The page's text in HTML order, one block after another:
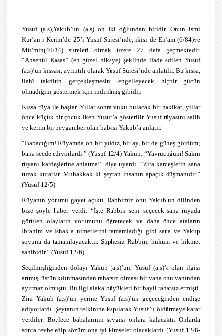
Yusuf (a.s),Yakub’un (a.s) on iki oğlundan biridir. Onun ismi
Kur’an-ı Kerim’de 25’i Yusuf Suresi’nde, ikisi de En’am (6/84)ve
Mü’min(40/34) sureleri olmak üzere 27 defa geçmektedir.
“Ahsenül Kasas” (en güzel hikâye) şeklinde ifade edilen Yusuf
(a.s)’un kıssası, ayrıntılı olarak Yusuf Suresi’nde anlatılır. Bu kıssa,
ilahî takdirin gerçekleşmesini engelleyecek hiçbir gücün
olmadığını göstermek için indirilmiş gibidir.
Kıssa rüya ile başlar. Yıllar sonra vuku bulacak bir hakikat, yıllar
önce küçük bir çocuk iken Yusuf’a gösterilir. Yusuf rüyasını salih
ve kerim bir peygamber olan babası Yakub’a anlatır.
“Babacığım! Rüyamda on bir yıldız, bir ay, bir de güneş gördüm;
bana secde ediyorlardı.” (Yusuf 12/4) Yakup: “Yavrucuğum! Sakın
rüyanı kardeşlerine anlatma!” diye uyardı. “Zira kardeşlerin sana
tuzak kurarlar. Muhakkak ki şeytan insanın apaçık düşmanıdır.”
(Yusuf 12/5)
Rüyanın yorumu gayet açıktı. Rabbimiz onu Yakub’un dilinden
bize şöyle haber verdi: “İşte Rabbin seni seçecek sana rüyada
görülen olayların yorumunu öğretecek ve daha önce ataların
İbrahim ve İshak’a nimetlerini tamamladığı gibi sana ve Yakup
soyuna da tamamlayacaktır. Şüphesiz Rabbin, hüküm ve hikmet
sahibidir.” (Yusuf 12/6)
Seçilmişliğinden dolayı Yakup (a.s)’un, Yusuf (a.s)’a olan ilgisi
artmış, üstün kılınmasından rahatsız olması bir yana onu yanından
ayırmaz olmuştu. Bu ilgi alaka büyükleri bir hayli rahatsız etmişti.
Zira Yakub (a.s)’un yerine Yusuf (a.s)’un geçeceğinden endişe
ediyorlardı. Şeytanın telkinine kapılarak Yusuf’u öldürmeye karar
verdiler. Böylece babalarının sevgisi onlara kalacaktı. Onlarda
sonra tevbe edip sözüm ona iyi kimseler olacaklardı. (Yusuf 12/8-